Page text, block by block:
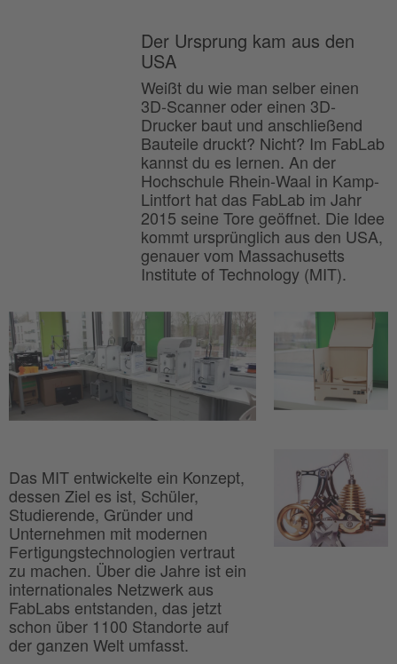
Der Ursprung kam aus den
USA
Weißt du wie man selber einen
3D-Scanner oder einen 3D-
Drucker baut und anschließend
Bauteile druckt? Nicht? Im FabLab
kannst du es lernen. An der
Hochschule Rhein-Waal in Kamp-
Lintfort hat das FabLab im Jahr
2015 seine Tore geöffnet. Die Idee
kommt ursprünglich aus den USA,
genauer vom Massachusetts
Institute of Technology (MIT).
Das MIT entwickelte ein Konzept,
dessen Ziel es ist, Schüler,
Studierende, Gründer und
Unternehmen mit modernen
Fertigungstechnologien vertraut
zu machen. Über die Jahre ist ein
internationales Netzwerk aus
FabLabs entstanden, das jetzt
schon über 1100 Standorte auf
der ganzen Welt umfasst.